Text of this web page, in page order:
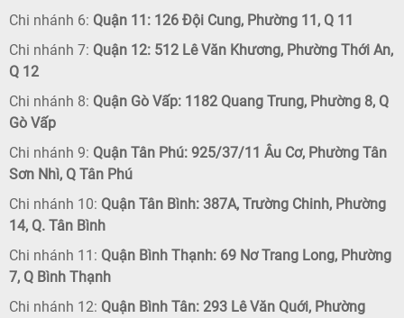
Chi nhánh 6: Quận 11: 126 Đội Cung, Phường 11, Q 11
Chi nhánh 7: Quận 12: 512 Lê Văn Khương, Phường Thới An,
Q 12
Chi nhánh 8: Quận Gò Vấp: 1182 Quang Trung, Phường 8, Q
Gò Vấp
Chi nhánh 9: Quận Tân Phú: 925/37/11 Âu Cơ, Phường Tân
Sơn Nhì, Q Tân Phú
Chi nhánh 10: Quận Tân Bình: 387A, Trường Chinh, Phường
14, Q. Tân Bình
Chi nhánh 11: Quận Bình Thạnh: 69 Nơ Trang Long, Phường
7, Q Bình Thạnh
Chi nhánh 12: Quận Bình Tân: 293 Lê Văn Quới, Phường